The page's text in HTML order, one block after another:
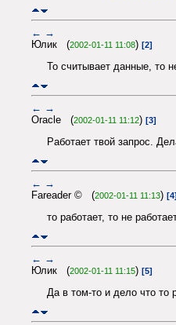
← →
Юлик (2002-01-11 11:08) [2]
То считывает данные, то
← →
Oracle (2002-01-11 11:12) [3]
Работает твой запрос.
← →
Fareader © (2002-01-11 11:13) [4]
то работает, то не
← →
Юлик (2002-01-11 11:15) [5]
Да в том-то и дело что то